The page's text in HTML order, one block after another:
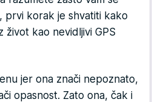
prvi korak je shvatiti kako
kao nevidljivi GPS
jer ona znači nepoznato,
opas­nost. Zato ona, čak i